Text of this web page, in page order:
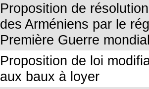
Proposition de
des Arméniens par le
Première Guerre
Proposition de loi
aux baux à loyer